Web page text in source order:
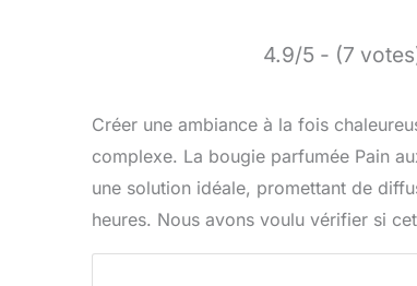
4.9/5 - (7
Créer une ambiance à la fois
complexe. La bougie parfumée Pain
une solution idéale, promettant de
heures. Nous avons voulu vérifier si